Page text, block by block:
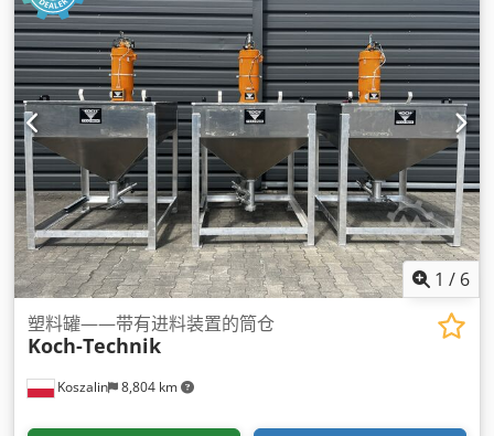
1 / 6
Koszalin 8,804 km
塑料罐——带有进料装置的筒仓
Koch-Technik